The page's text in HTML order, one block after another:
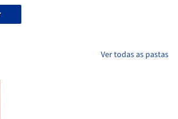
Ver todas as pastas